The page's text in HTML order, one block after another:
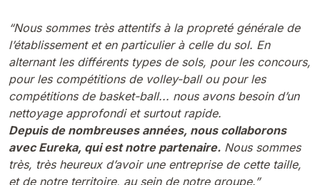
E75
760 mm 4560 m²/h
E83
830 mm 4980 m²/h
“Nous sommes très attentifs à la propreté générale de
l’établissement et en particulier à celle du sol. En
alternant les différents types de sols, pour les concours,
pour les compétitions de volley-ball ou pour les
compétitions de basket-ball... nous avons besoin d’un
nettoyage approfondi et surtout rapide.
Depuis de nombreuses années, nous collaborons
avec Eureka, qui est notre partenaire. Nous sommes
très, très heureux d’avoir une entreprise de cette taille,
et de notre territoire, au sein de notre groupe.”